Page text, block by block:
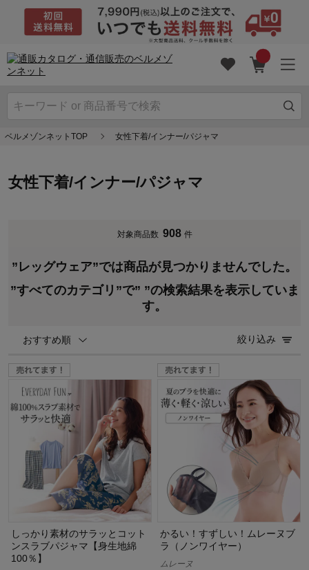
ベルメゾンネットTOP 女性下着/インナー/パジャマ
女性下着/インナー/パジャマ
対象商品数 908 件
”レッグウェア”では商品が見つかりませんでした。
”すべてのカテゴリ”で” ”の検索結果を表示していま
す。
おすすめ順 絞り込み
しっかり素材のサラッとコット
ンスラブパジャマ【身生地綿
100％】
かるい！すずしい！ムレーヌブ
ラ（ノンワイヤー）
ムレーヌ